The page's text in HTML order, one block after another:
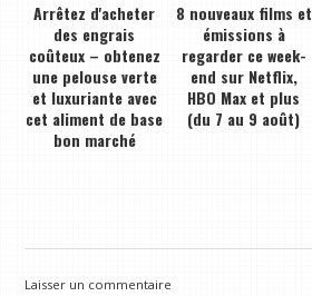
Arrêtez d'acheter
des engrais
coûteux – obtenez
une pelouse verte
et luxuriante avec
cet aliment de base
bon marché
8 nouveaux films et
émissions à
regarder ce week-
end sur Netflix,
HBO Max et plus
(du 7 au 9 août)
Laisser un commentaire